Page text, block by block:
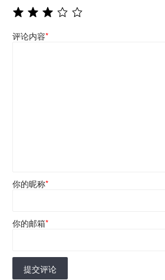
评论内容*
你的昵称*
你的邮箱*
提交评论